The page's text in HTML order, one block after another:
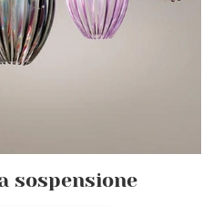
sospensione